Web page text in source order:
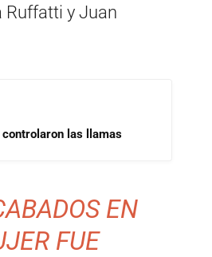
Ruffatti y Juan
controlaron las llamas
EN
FUE